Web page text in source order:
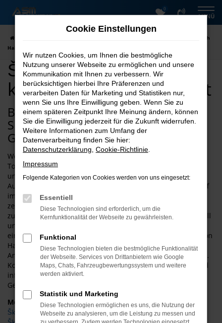
Zum
0
MENÜ
Škoda Gebrauchtwagen kaufen nach
Halberstadt
Škoda Gebrauchtwagen
kaufen nach Halberstadt
Bei ASM Autoservice Meißner finden
Sie schnell den passenden Škoda
Gebrauchtwagen für Halberstadt
Wenn Sie einen Škoda Gebrauchtwagen zu Top-Preisen und
Top-Konditionen kaufen oder mieten möchten, sind Sie bei
uns für Halberstadt an der richtigen Stelle. Die ASM
Autovermietung punktet mit 26 Jahren Erfahrung und ist tief
im Harz und der Umgebung verwurzelt. Nicht nur das
zeichnet ASM Autoservice Meißner für Halberstadt aus,
zusätzlich gibt es eine große Auswahl anŠkodaModellen. All
unsere Škoda Gebrauchtwagen für Halberstadt glänzen mit
einer Vollausstattung. Sie werden staunen, wie schnell es von
Halberstadt zu uns und zu unseren überaus günstigen
Angeboten an Fahrzeugen von Škoda Gebrauchtwagen geht.
Kommen Sie gerne bei ASM Autoservice Meißner vorbei und
informieren Sie sich über die passende Škoda
Gebrauchtwagen für Halberstadt. Wir beraten Sie gerne!
Modelle
Škoda Fabia Gebrauchtwagen Halberstadt
Cookie Einstellungen
Wir nutzen Cookies, um Ihnen die bestmögliche
Nutzung unserer Webseite zu ermöglichen und unsere
Kommunikation mit Ihnen zu verbessern. Wir
berücksichtigen hierbei Ihre Präferenzen und
verarbeiten Daten für Marketing und Statistiken nur,
wenn Sie uns Ihre Einwilligung geben. Wenn Sie zu
einem späteren Zeitpunkt Ihre Meinung ändern, können
Sie die Einwilligung jederzeit für die Zukunft widerrufen.
Weitere Informationen zum Umfang der
Datenverarbeitung finden Sie hier:
Datenschutzerklärung Cookie-Richtlinie
Impressum
Folgende Kategorien von Cookies werden von uns eingesetzt:
Essentiell
Diese Technologien sind erforderlich, um die
Kernfunktionalität der Webseite zu gewährleisten.
Funktional
Diese Technologien bieten die bestmögliche Funktionalität
der Webseite. Services von Drittanbietern wie Google
Maps, Chats, Fahrzeugbewertungssystem und weitere
werden aktiviert.
Statistik und Marketing
Diese Technologien ermöglichen es uns, die Nutzung der
Webseite zu analysieren, um die Leistung zu messen und